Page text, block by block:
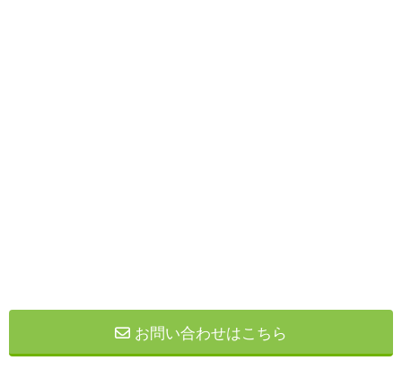
お問い合わせはこちら